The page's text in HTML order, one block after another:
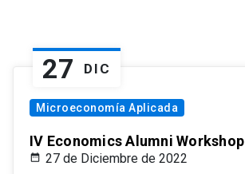
27 DIC
Microeconomía Aplicada
IV Economics Alumni Workshop
27 de Diciembre de 2022